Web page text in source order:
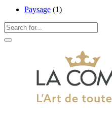
Paysage (1)